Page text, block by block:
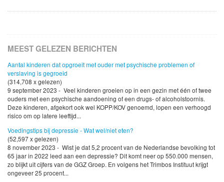
MEEST GELEZEN BERICHTEN
Aantal kinderen dat opgroeit met ouder met psychische problemen of
verslaving is gegroeid
(314,708 x gelezen)
9 september 2023 - Veel kinderen groeien op in een gezin met één of twee
ouders met een psychische aandoening of een drugs- of alcoholstoornis.
Deze kinderen, afgekort ook wel KOPP/KOV genoemd, lopen een verhoogd
risico om op latere leeftijd...
Voedingstips bij depressie - Wat wel/niet eten?
(52,597 x gelezen)
8 november 2023 - Wist je dat 5,2 procent van de Nederlandse bevolking tot
65 jaar in 2022 leed aan een depressie? Dit komt neer op 550.000 mensen,
zo blijkt uit cijfers van de GGZ Groep. En volgens het Trimbos Instituut krijgt
ongeveer 25 procent...